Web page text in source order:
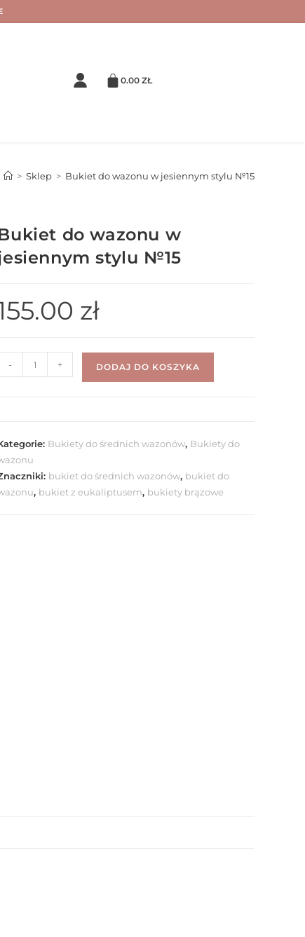
0.00ZŁ
> Sklep > Bukiet do wazonu w jesiennym stylu №15
do wazonu w
stylu №15
zł
- + DODAJ DO KOSZYKA
Bukiety do średnich wazonów, Bukiety do
bukiet do średnich wazonów, bukiet do
, bukiet z eukaliptusem, bukiety brązowe